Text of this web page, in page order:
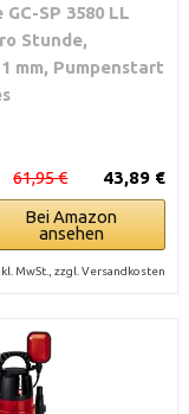
SP 3580 LL
Stunde,
mm, Pumpenstart
43,89 €
61,95 €
Bei Amazon
ansehen
MwSt., zzgl. Versandkosten